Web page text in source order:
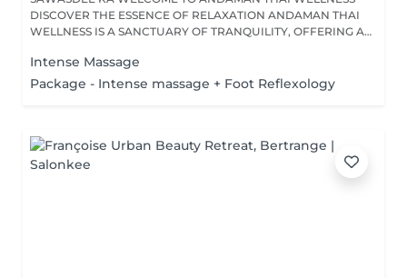
DISCOVER THE ESSENCE OF RELAXATION ANDAMAN THAI
WELLNESS IS A SANCTUARY OF TRANQUILITY, OFFERING A
Intense Massage
Package - Intense massage + Foot Reflexology